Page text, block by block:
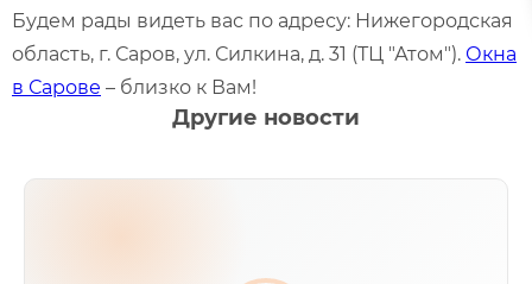
Будем рады видеть вас по адресу: Нижегородская
область, г. Саров, ул. Силкина, д. 31 (ТЦ "Атом"). Окна
в Сарове – близко к Вам!
Другие новости